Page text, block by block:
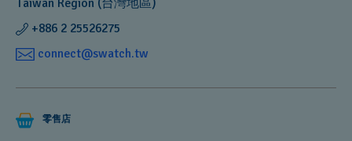
+886 2 25526275
connect@swatch.tw
零售店